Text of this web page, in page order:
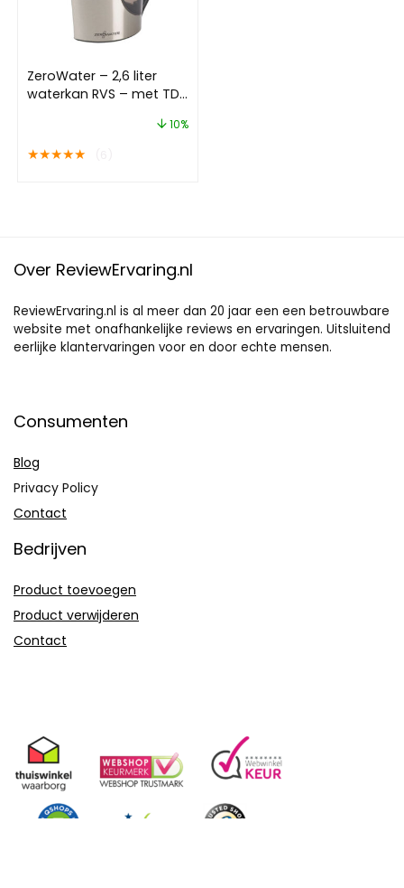
ZeroWater – 2,6 liter
waterkan RVS – met TDS
10%
★★★★★
Over ReviewErvaring.nl
ReviewErvaring.nl is al meer dan 20 jaar een een betrouwbare
website met onafhankelijke reviews en ervaringen. Uitsluitend
eerlijke klantervaringen voor en door echte mensen.
Consumenten
Blog
Privacy Policy
Contact
Bedrijven
Product toevoegen
Product verwijderen
Contact